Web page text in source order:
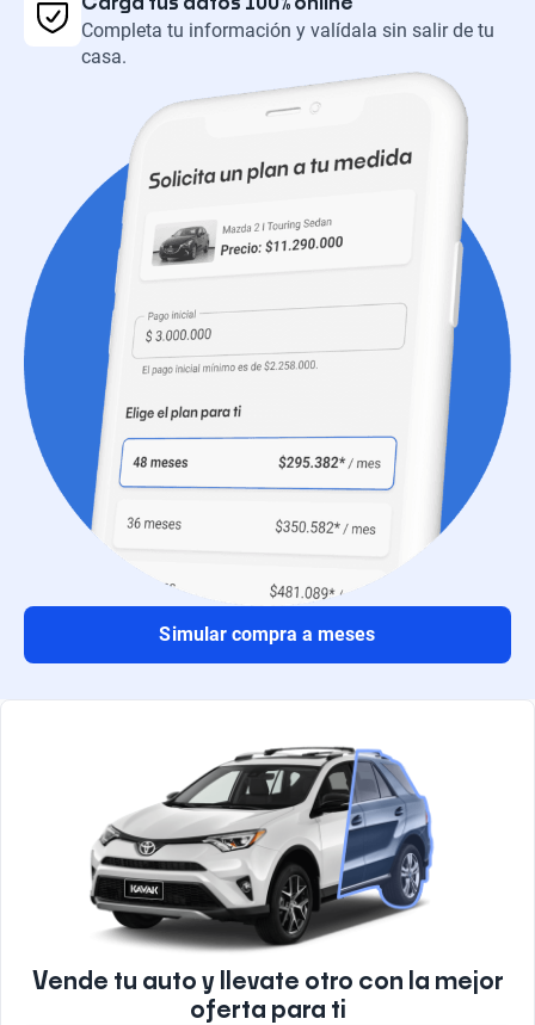
Completa tu información y valídala sin salir de tu
casa.
Simular compra a meses
Vende tu auto y llevate otro con la mejor
oferta para ti